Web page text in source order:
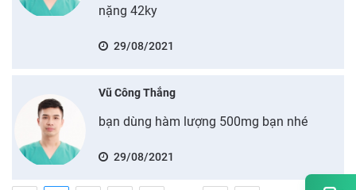
nặng 42ky
29/08/2021
Vũ Công Thắng
bạn dùng hàm lượng 500mg bạn nhé
29/08/2021